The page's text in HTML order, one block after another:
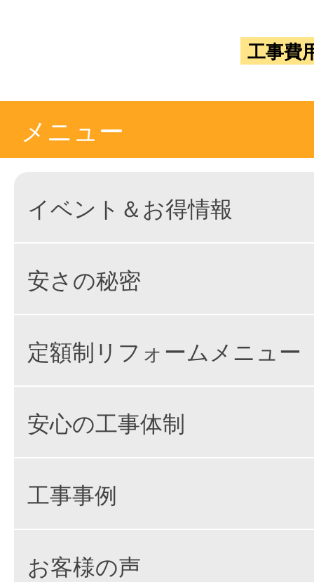
工事費
メニュー
イベント＆お得情報
安さの秘密
定額制リフォームメニュー
安心の工事体制
工事事例
お客様の声